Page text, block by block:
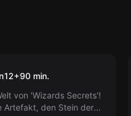
12+90 min.
von 'Wizards Secrets'!
Artefakt, den Stein der